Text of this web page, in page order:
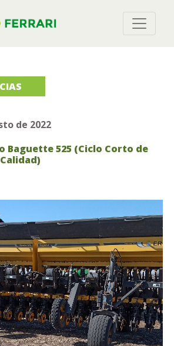
de 2022
Baguette 525 (Ciclo Corto de